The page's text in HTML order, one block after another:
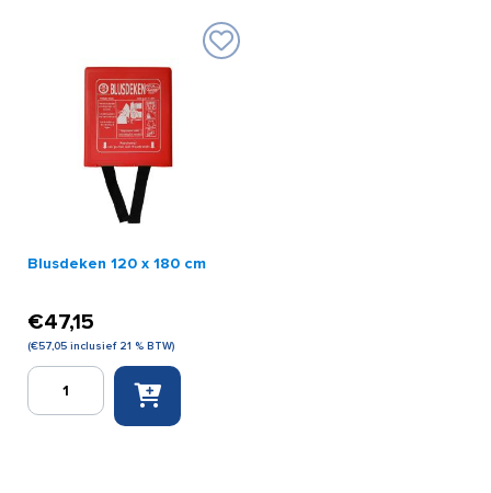
Blusdeken 120 x 180 cm
€47,15
(€57,05 inclusief 21 % BTW)
Blusdeken